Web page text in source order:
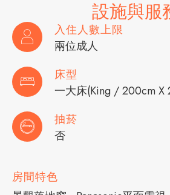
設施與服
入住人數上限
兩位成人
床型
一大床(King / 200cm X
抽菸
否
房間特色